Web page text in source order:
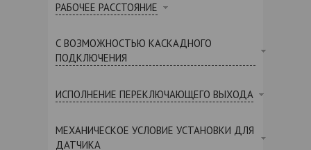
РАБОЧЕЕ РАССТОЯНИЕ
С ВОЗМОЖНОСТЬЮ КАСКАДНОГО
ПОДКЛЮЧЕНИЯ
ИСПОЛНЕНИЕ ПЕРЕКЛЮЧАЮЩЕГО ВЫХОДА
МЕХАНИЧЕСКОЕ УСЛОВИЕ УСТАНОВКИ ДЛЯ
ДАТЧИКА